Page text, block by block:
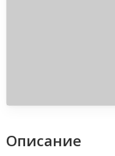
Описание